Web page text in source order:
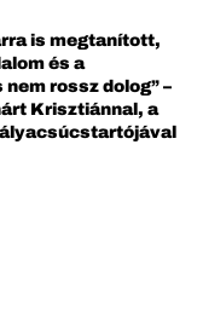
is megtanított,
és a
rossz dolog” –
Krisztiánnal, a